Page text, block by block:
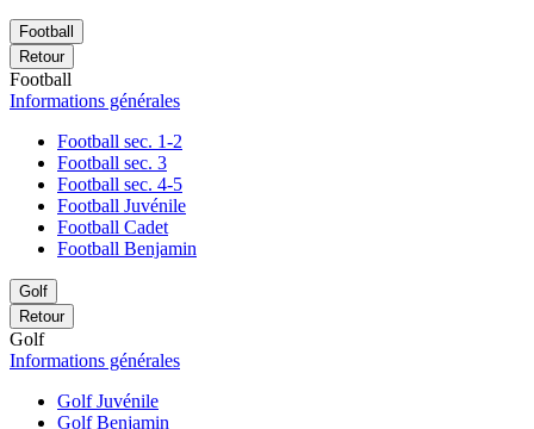
Football
Retour
Football
Informations générales
Football sec. 1-2
Football sec. 3
Football sec. 4-5
Football Juvénile
Football Cadet
Football Benjamin
Golf
Retour
Golf
Informations générales
Golf Juvénile
Golf Benjamin